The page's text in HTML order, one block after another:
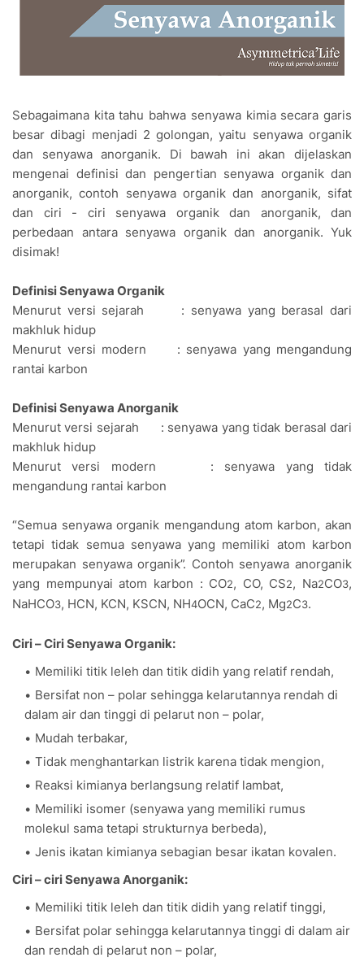
Sebagaimana kita tahu bahwa senyawa kimia secara garis
besar dibagi menjadi 2 golongan, yaitu senyawa organik
dan senyawa anorganik. Di bawah ini akan dijelaskan
mengenai definisi dan pengertian senyawa organik dan
anorganik, contoh senyawa organik dan anorganik, sifat
dan ciri - ciri senyawa organik dan anorganik, dan
perbedaan antara senyawa organik dan anorganik. Yuk
disimak!
Definisi Senyawa Organik
Menurut versi sejarah : senyawa yang berasal dari
makhluk hidup
Menurut versi modern
: senyawa yang mengandung
rantai karbon
Definisi Senyawa Anorganik
Menurut versi sejarah : senyawa yang tidak berasal dari
makhluk hidup
Menurut versi modern
: senyawa yang tidak
mengandung rantai karbon
“Semua senyawa organik mengandung atom karbon, akan
tetapi tidak semua senyawa yang memiliki atom karbon
merupakan senyawa organik”. Contoh senyawa anorganik
yang mempunyai atom karbon : CO2, CO, CS2, Na2CO3,
NaHCO3, HCN, KCN, KSCN, NH4OCN, CaC2, Mg2C3.
Ciri – Ciri Senyawa Organik:
Memiliki titik leleh dan titik didih yang relatif rendah,
Bersifat non – polar sehingga kelarutannya rendah di
dalam air dan tinggi di pelarut non – polar,
Mudah terbakar,
Tidak menghantarkan listrik karena tidak mengion,
Reaksi kimianya berlangsung relatif lambat,
Memiliki isomer (senyawa yang memiliki rumus
molekul sama tetapi strukturnya berbeda),
Jenis ikatan kimianya sebagian besar ikatan kovalen.
Ciri – ciri Senyawa Anorganik:
Memiliki titik leleh dan titik didih yang relatif tinggi,
Bersifat polar sehingga kelarutannya tinggi di dalam air
dan rendah di pelarut non – polar,